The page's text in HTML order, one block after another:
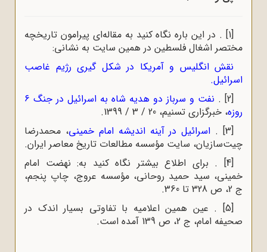
[1] . در این باره نگاه کنید به مقاله‌ای پیرامون تاریخچه
مختصر اشغال فلسطین در همین سایت به نشانی:
نقش انگلیس و آمریکا در شکل گیری رژیم غاصب
اسرائیل.
[2]
.
نفت و سرباز دو هدیه شاه به اسرائیل در جنگ ۶
روزه، خبرگزاری تسنیم، 20 / 3 / 1399.
[3]
. اسرائیل در آینه اندیشه امام خمینی، محمدرضا
چیت‌سازیان، سایت مؤسسه مطالعات تاریخ معاصر ایران.
[4] . برای اطلاع بیشتر نگاه کنید به: نهضت امام
خمینی، سید حمید روحانی، مؤسسه عروج، چاپ پنجم،
ج 2، ص 328 تا 360.
[5] . عین همین اعلامیه با تفاوتی بسیار اندک در
صحیفه امام، ج 2، ص 139 آمده است.